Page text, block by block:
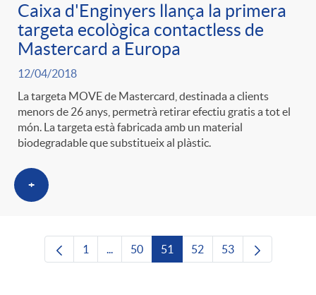
Caixa d'Enginyers llança la primera
targeta ecològica contactless de
Mastercard a Europa
12/04/2018
La targeta MOVE de Mastercard, destinada a clients
menors de 26 anys, permetrà retirar efectiu gratis a tot el
món. La targeta està fabricada amb un material
biodegradable que substitueix al plàstic.
+
Pàgina
1 ...Pàgines intermèdies Utilitzeu TAB per
Pàgina
50 Pàgina
51 Pàgina
52 Pàgina
53